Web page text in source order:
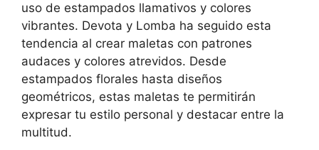
uso de estampados llamativos y colores
vibrantes. Devota y Lomba ha seguido esta
tendencia al crear maletas con patrones
audaces y colores atrevidos. Desde
estampados florales hasta diseños
geométricos, estas maletas te permitirán
expresar tu estilo personal y destacar entre la
multitud.